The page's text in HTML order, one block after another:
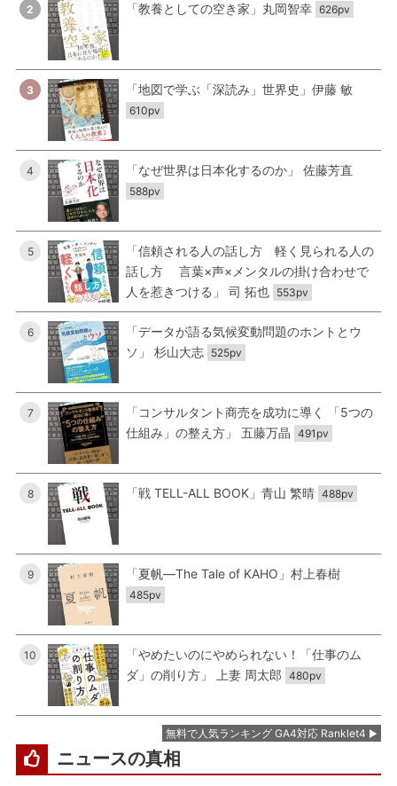
2 「教養としての空き家」丸岡智幸 626pv
3 「地図で学ぶ「深読み」世界史」伊藤 敏
610pv
4 「なぜ世界は日本化するのか」 佐藤芳直
588pv
5
「信頼される人の話し方 軽く見られる人の
話し方 言葉×声×メンタルの掛け合わせで
人を惹きつける」 司 拓也 553pv
6
「データが語る気候変動問題のホントとウ
ソ」 杉山大志 525pv
7
「コンサルタント商売を成功に導く 「5つの
仕組み」の整え方」 五藤万晶 491pv
8 「戦 TELL-ALL BOOK」青山 繁晴 488pv
9 「夏帆―The Tale of KAHO」村上春樹
485pv
10
「やめたいのにやめられない！「仕事のム
ダ」の削り方」 上妻 周太郎 480pv
無料で人気ランキング GA4対応 Ranklet4
ニュースの真相